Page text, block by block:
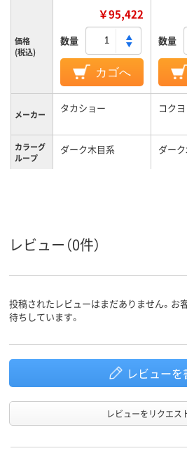
価格
(税込)
￥95,422
数量
カゴへ
数量
メーカー タカショー コクヨ
カラーグ
ループ
ダーク木目系 ダー
レビュー（0件）
投稿されたレビューはまだありません。お
待ちしています。
レビューを
レビューをリクエス